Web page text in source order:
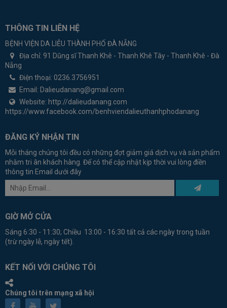
THÔNG TIN LIÊN HỆ
BỆNH VIỆN DA LIỄU THÀNH PHỐ ĐÀ NẴNG
Địa chỉ: 91 Dũng sĩ Thanh Khê - Thanh Khê Tây - Thanh Khê - Đà
Nẵng
Điện thoại: 0236.3756951
Email: Dalieudanang@gmail.com
Website: http://dalieudanang.com
https://www.facebook.com/benhviendalieuthanhphodanang
ĐĂNG KÝ NHẬN TIN
Mỗi tháng chúng tôi đều có những đợt giảm giá dịch vụ và sản phẩm
nhằm tri ân khách hàng. Để có thể cập nhật kịp thời vui lòng điền
thông tin Email dưới đây
GIỜ MỞ CỬA
Sáng 6:30 - 11:30; Chiều 13:00 - 16:30 tất cả các ngày trong tuần
(trừ ngày lễ, ngày tết).
KẾT NỐI VỚI CHÚNG TÔI
Chúng tôi trên mạng xã hội